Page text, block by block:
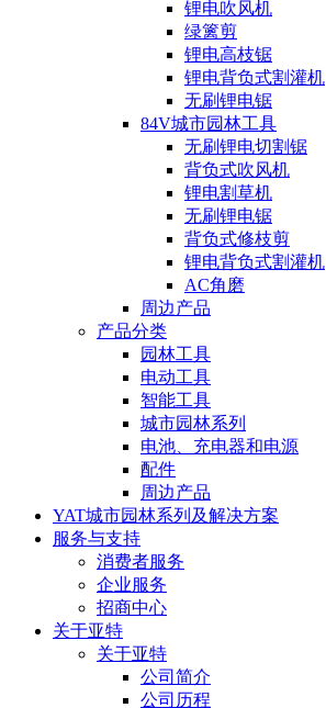
锂电吹风机
绿篱剪
锂电高枝锯
锂电背负式割灌机
无刷锂电锯
84V城市园林工具
无刷锂电切割锯
背负式吹风机
锂电割草机
无刷锂电锯
背负式修枝剪
锂电背负式割灌机
AC角磨
周边产品
产品分类
园林工具
电动工具
智能工具
城市园林系列
电池、充电器和电源
配件
周边产品
YAT城市园林系列及解决方案
服务与支持
消费者服务
企业服务
招商中心
关于亚特
关于亚特
公司简介
公司历程